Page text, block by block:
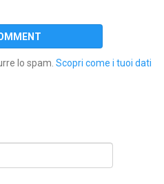
lo spam. Scopri come i tuoi dati